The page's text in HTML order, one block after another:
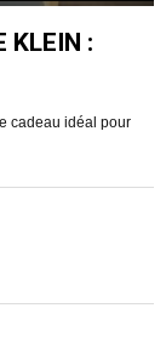
KLEIN :
cadeau idéal pour